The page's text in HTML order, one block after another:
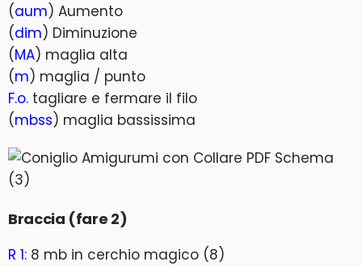
(aum) Aumento
(dim) Diminuzione
(MA) maglia alta
(m) maglia / punto
F.o. tagliare e fermare il filo
(mbss) maglia bassissima
Braccia (fare 2)
R 1: 8 mb in cerchio magico (8)